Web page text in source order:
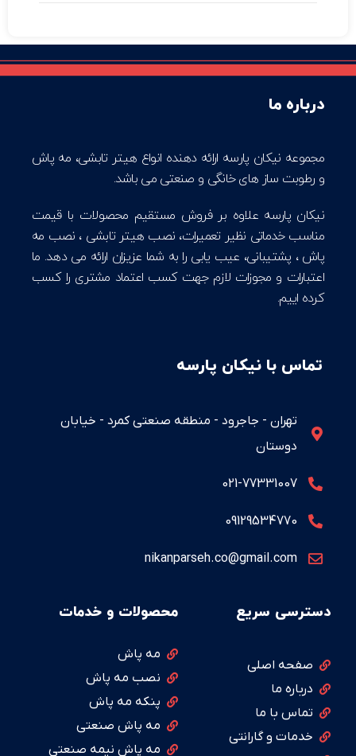
درباره ما
مجموعه نیکان پارسه ارائه دهنده انواع هیتر تابشی، مه پاش
و رطوبت ساز های خانگی و صنعتی می باشد.
نیکان پارسه علاوه بر فروش مستقیم محصولات با قیمت
مناسب خدماتی نظیر تعمیرات، نصب هیتر تابشی ، نصب مه
پاش ، پشتیبانی، عیب یابی را به شما عزیزان ارائه می دهد. ما
اعتبارات و مجوزات لازم جهت کسب اعتماد مشتری را کسب
کرده اییم.
تماس با نیکان پارسه
تهران - جاجرود - منطقه صنعتی کمرد - خیابان
دوستان
021-77331007
09129534770
nikanparseh.co@gmail.com
دسترسی سریع
صفحه اصلی
درباره ما
تماس با ما
خدمات و گارانتی
محصولات و خدمات
مه پاش
نصب مه پاش
پنکه مه پاش
مه پاش صنعتی
مه پاش نیمه صنعتی